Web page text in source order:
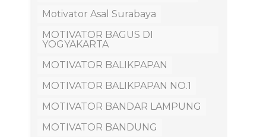
Motivator Asal Surabaya
MOTIVATOR BAGUS DI
YOGYAKARTA
MOTIVATOR BALIKPAPAN
MOTIVATOR BALIKPAPAN NO.1
MOTIVATOR BANDAR LAMPUNG
MOTIVATOR BANDUNG